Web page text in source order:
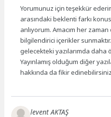
Yorumunuz için teşekkür
arasındaki beklenti farkı
anlıyorum. Amacım her
bilgilendirici içerikler
gelecekteki yazılarımda daha
Yayınlamış olduğum diğer
hakkında da fikir
levent AKTAŞ